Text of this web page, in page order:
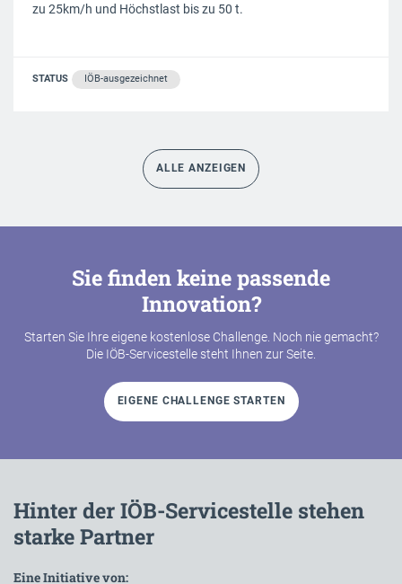
zu 25km/h und Höchstlast bis zu 50 t.
STATUS IÖB-ausgezeichnet
ALLE ANZEIGEN
Sie finden keine passende
Innovation?
Starten Sie Ihre eigene kostenlose Challenge. Noch nie gemacht?
Die IÖB-Servicestelle steht Ihnen zur Seite.
EIGENE CHALLENGE STARTEN
Hinter der IÖB-Servicestelle stehen
starke Partner
Eine Initiative von: